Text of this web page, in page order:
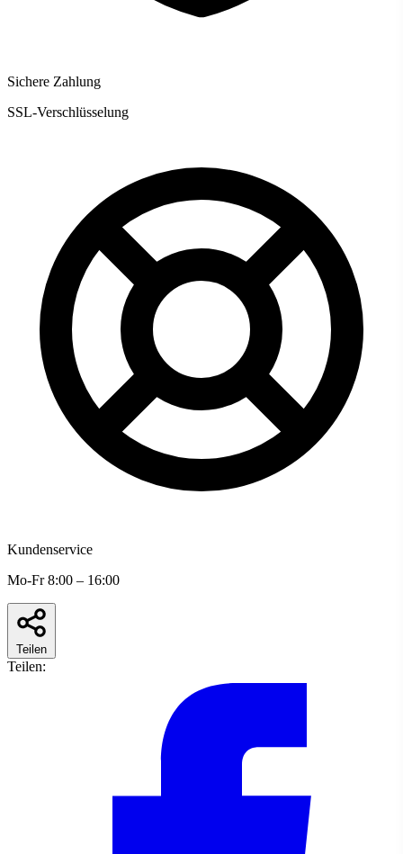
Sichere Zahlung
SSL-Verschlüsselung
Kundenservice
Mo-Fr 8:00 – 16:00
Teilen
Teilen: